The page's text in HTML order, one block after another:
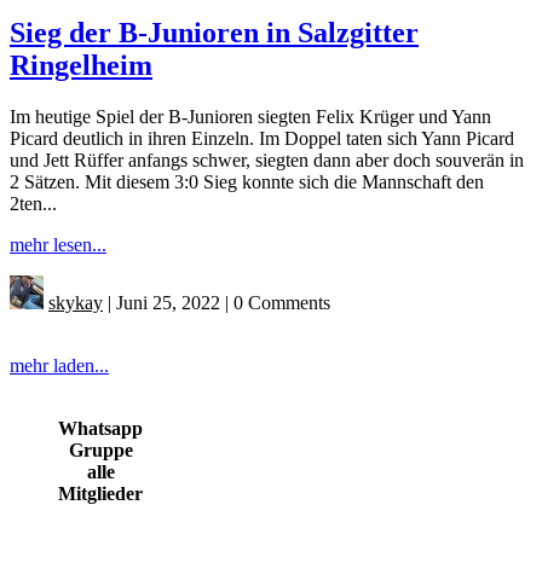
Sieg der B-Junioren in Salzgitter
Ringelheim
Im heutige Spiel der B-Junioren siegten Felix Krüger und Yann
Picard deutlich in ihren Einzeln. Im Doppel taten sich Yann Picard
und Jett Rüffer anfangs schwer, siegten dann aber doch souverän in
2 Sätzen. Mit diesem 3:0 Sieg konnte sich die Mannschaft den
2ten...
mehr lesen...
skykay | Juni 25, 2022 | 0 Comments
mehr laden...
Whatsapp
Gruppe
alle
Mitglieder